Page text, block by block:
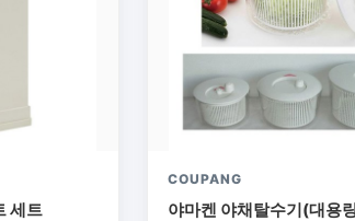
세트
COUPANG
야마켄 야채탈수기(대용